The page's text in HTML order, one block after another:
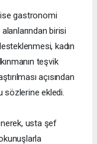
gastronomi
birisi
kadın
teşvik
açısından
sözlerine ekledi.
usta şef